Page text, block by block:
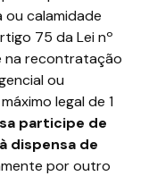
ou calamidade
75 da Lei nº
na recontratação
ou
legal de 1
participe de
dispensa de
por outro